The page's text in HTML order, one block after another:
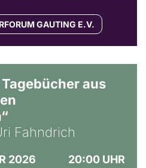
GAUTING E.V.
Tagebücher aus
Fahndrich
2026
20:00 UHR